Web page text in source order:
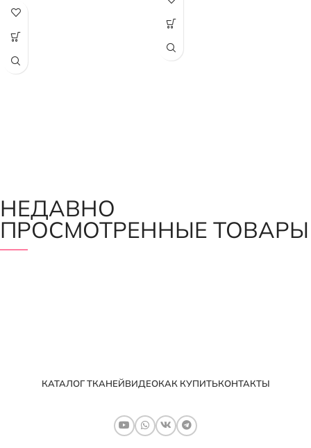
НЕДАВНО
ПРОСМОТРЕННЫЕ ТОВАРЫ
КАТАЛОГ ТКАНЕЙВИДЕОКАК КУПИТЬКОНТАКТЫ